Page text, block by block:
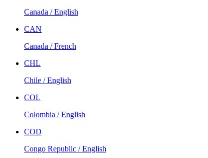
Canada / English
CAN
Canada / French
CHL
Chile / English
COL
Colombia / English
COD
Congo Republic / English